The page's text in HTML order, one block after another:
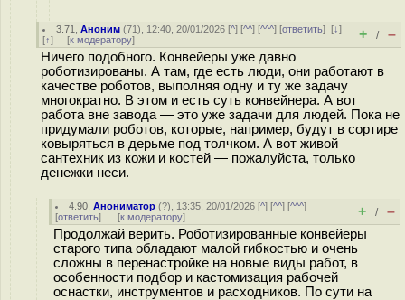
3.71 ,Аноним (71), 12:40, 20/01/2026 [^] [^^] [^^^] [ответить][↓]
[↑] [к модератору] + / –
Ничего подобного. Конвейеры уже давно
роботизированы. А там, где есть люди, они работают в
качестве роботов, выполняя одну и ту же задачу
многократно. В этом и есть суть конвейнера. А вот
работа вне завода — это уже задачи для людей. Пока не
придумали роботов, которые, например, будут в сортире
ковыряться в дeрьмe под толчком. А вот живой
сантехник из кожи и костей — пожалуйста, только
денежки неси.
4.90 ,Анониматор (?), 13:35, 20/01/2026 [^] [^^] [^^^]
[ответить] [к модератору] + / –
Продолжай верить. Роботизированные конвейеры
старого типа обладают малой гибкостью и очень
сложны в перенастройке на новые виды работ, в
особенности подбор и кастомизация рабочей
оснастки, инструментов и расходников. По сути на